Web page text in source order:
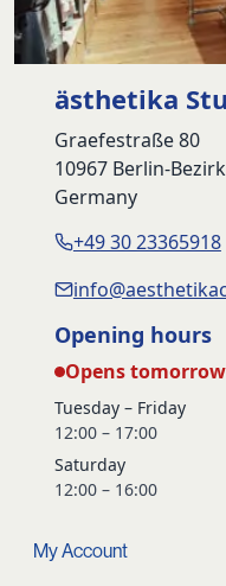
ästhetika
Graefestraße 80
10967 Berlin-
Germany
+49 30 23365918
Opening hours
Opens
Tuesday – Friday
12:00 – 17:00
Saturday
12:00 – 16:00
My Account